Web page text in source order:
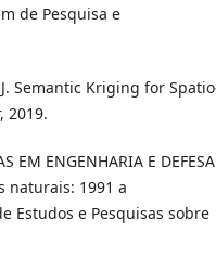
de Pesquisa e
J. Semantic Kriging for
2019.
EM ENGENHARIA E DEFESA
naturais: 1991 a
Estudos e Pesquisas sobre